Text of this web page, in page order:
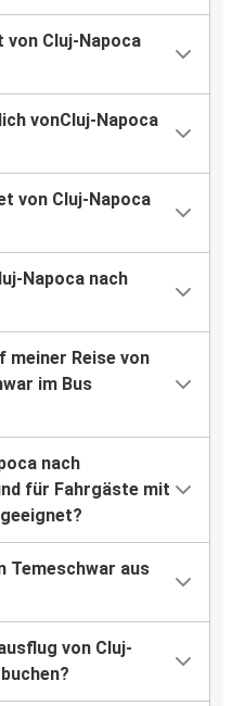
von Cluj-Napoca
vonCluj-Napoca
von Cluj-Napoca
Napoca nach
meiner Reise von
im Bus
nach
für Fahrgäste mit
Temeschwar aus
von Cluj-